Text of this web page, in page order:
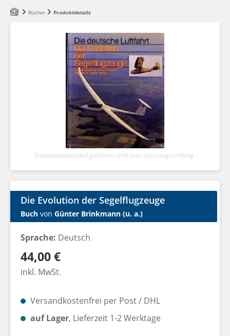
Zum Hauptinhalt springen
Bücher Produktdetails
Dekorationsartikel gehören nicht zum Leistungsumfang.
Die Evolution der Segelflugzeuge
Buch von Günter Brinkmann (u. a.)
Sprache: Deutsch
Regulärer Preis:
44,00 €
inkl. MwSt.
Versandkostenfrei per Post / DHL
auf Lager, Lieferzeit 1-2 Werktage